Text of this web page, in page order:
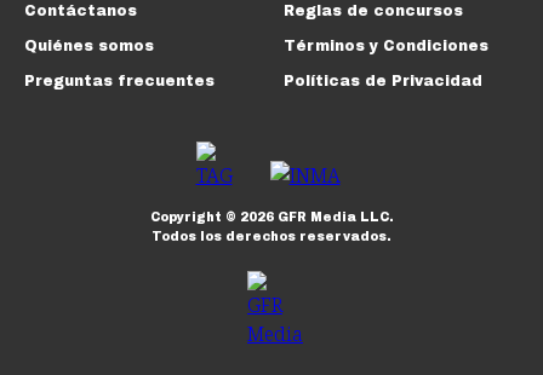
Contáctanos
Quiénes somos
Preguntas frecuentes
Reglas de concursos
Términos y Condiciones
Políticas de Privacidad
Copyright © 2026GFR Media LLC.
Todos los derechos reservados.